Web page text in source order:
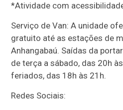
*Atividade com
Serviço de Van: A unidade
gratuito até as estações de
Anhangabaú. Saídas da
de terça a sábado, das 20h
feriados, das 18h às 21h.
Redes Sociais: